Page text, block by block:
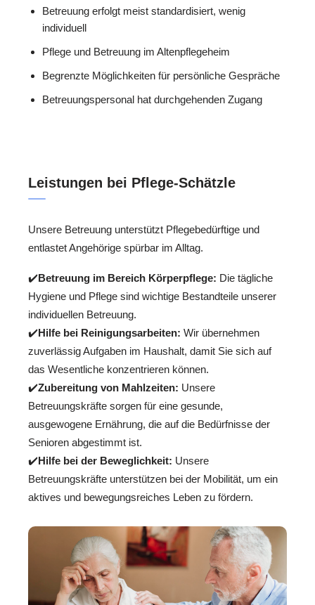
Betreuung erfolgt meist standardisiert, wenig
individuell
Pflege und Betreuung im Altenpflegeheim
Begrenzte Möglichkeiten für persönliche Gespräche
Betreuungspersonal hat durchgehenden Zugang
Leistungen bei Pflege-Schätzle
Unsere Betreuung unterstützt Pflegebedürftige und
entlastet Angehörige spürbar im Alltag.
✔️Betreuung im Bereich Körperpflege: Die tägliche
Hygiene und Pflege sind wichtige Bestandteile unserer
individuellen Betreuung.
✔️Hilfe bei Reinigungsarbeiten: Wir übernehmen
zuverlässig Aufgaben im Haushalt, damit Sie sich auf
das Wesentliche konzentrieren können.
✔️Zubereitung von Mahlzeiten: Unsere
Betreuungskräfte sorgen für eine gesunde,
ausgewogene Ernährung, die auf die Bedürfnisse der
Senioren abgestimmt ist.
✔️Hilfe bei der Beweglichkeit: Unsere
Betreuungskräfte unterstützen bei der Mobilität, um ein
aktives und bewegungsreiches Leben zu fördern.